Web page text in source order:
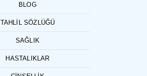
BLOG
TAHLIL SÖZLÜĞÜ
SAĞLIK
HASTALIKLAR